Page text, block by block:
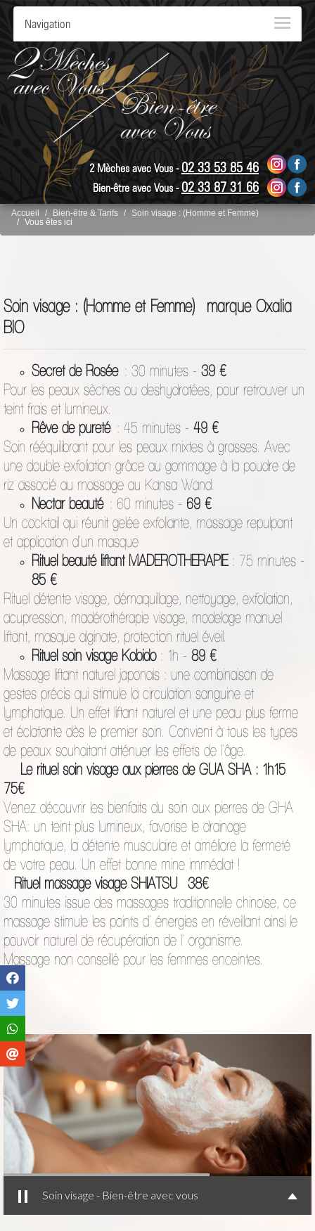
Navigation
2 Mèches avec Vous - 02 33 53 85 46
Bien-être avec Vous -02 33 87 31 66
Accueil Bien-être & Tarifs
Soin visage : (Homme et Femme)
Vous êtes ici
Soin visage : (Homme et Femme) marque Oxalia
BIO
Secret de Rosée : 30 minutes - 39 €
Pour les peaux sèches ou deshydratées, pour retrouver un
teint frais et lumineux.
Rêve de pureté : 45 minutes - 49 €
Soin rééquilibrant pour les peaux mixtes à grasses. Avec
une double exfoliation grâce au gommage à la poudre de
riz associé au massage au Kansa Wand.
Nectar beauté : 60 minutes - 69 €
Un cocktail qui réunit gelée exfoliante, massage repulpant
et application d'un masque
Rituel beauté liftant MADEROTHERAPIE: 75 minutes -
85 €
Rituel détente visage, démaquillage, nettoyage, exfoliation,
acupression, madérothérapie visage, modelage manuel
liftant, masque alginate, protection rituel éveil.
Rituel soin visage Kobido: 1h - 89 €
Massage liftant naturel japonais : une combinaison de
gestes précis qui stimule la circulation sanguine et
lymphatique. Un effet liftant naturel et une peau plus ferme
et éclatante dès le premier soin. Convient à tous les types
de peaux souhaitant atténuer les effets de l'âge.
Le rituel soin visage aux pierres de GUA SHA : 1h15
75€
Venez découvrir les bienfaits du soin aux pierres de GHA
SHA: un teint plus lumineux, favorise le drainage
lymphatique, la détente musculaire et améliore la fermeté
de votre peau. Un effet bonne mine immédiat !
Rituel massage visage SHIATSU 38€
30 minutes issue des massages traditionnelle chinoise, ce
massage stimule les points d' énergies en réveillant ainsi le
pouvoir naturel de récupération de l' organisme.
Massage non conseillé pour les femmes enceintes.
Soin visage - Bien-être avec vous